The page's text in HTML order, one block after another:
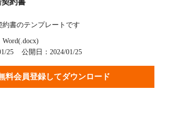
約書
約書のテンプレートです
25
公開日：2024/01/25
料会員登録してダウンロード